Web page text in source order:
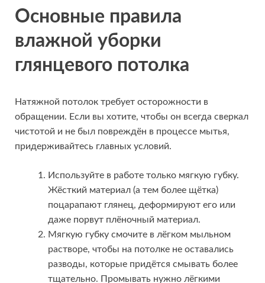
Основные правила
влажной уборки
глянцевого потолка
Натяжной потолок требует осторожности в
обращении. Если вы хотите, чтобы он всегда сверкал
чистотой и не был повреждён в процессе мытья,
придерживайтесь главных условий.
Используйте в работе только мягкую губку.
Жёсткий материал (а тем более щётка)
поцарапают глянец, деформируют его или
даже порвут плёночный материал.
Мягкую губку смочите в лёгком мыльном
растворе, чтобы на потолке не оставались
разводы, которые придётся смывать более
тщательно. Промывать нужно лёгкими